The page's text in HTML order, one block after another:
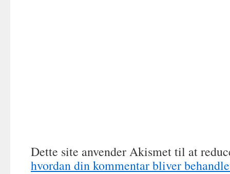
Dette site anvender Akismet til at
hvordan din kommentar bliver